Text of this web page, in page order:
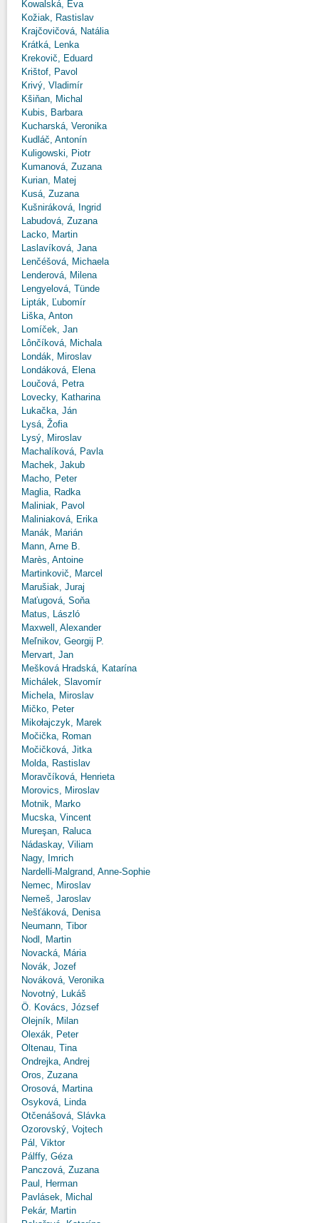
Kowalská, Eva
Kožiak, Rastislav
Krajčovičová, Natália
Krátká, Lenka
Krekovič, Eduard
Krištof, Pavol
Krivý, Vladimír
Kšiňan, Michal
Kubis, Barbara
Kucharská, Veronika
Kudláč, Antonín
Kuligowski, Piotr
Kumanová, Zuzana
Kurian, Matej
Kusá, Zuzana
Kušniráková, Ingrid
Labudová, Zuzana
Lacko, Martin
Laslavíková, Jana
Lenčéšová, Michaela
Lenderová, Milena
Lengyelová, Tünde
Lipták, Ľubomír
Liška, Anton
Lomíček, Jan
Lônčíková, Michala
Londák, Miroslav
Londáková, Elena
Loučová, Petra
Lovecky, Katharina
Lukačka, Ján
Lysá, Žofia
Lysý, Miroslav
Machalíková, Pavla
Machek, Jakub
Macho, Peter
Maglia, Radka
Maliniak, Pavol
Maliniaková, Erika
Manák, Marián
Mann, Arne B.
Marès, Antoine
Martinkovič, Marcel
Marušiak, Juraj
Maťugová, Soňa
Matus, László
Maxwell, Alexander
Meľnikov, Georgij P.
Mervart, Jan
Mešková Hradská, Katarína
Michálek, Slavomír
Michela, Miroslav
Mičko, Peter
Mikołajczyk, Marek
Močička, Roman
Močičková, Jitka
Molda, Rastislav
Moravčíková, Henrieta
Morovics, Miroslav
Motnik, Marko
Mucska, Vincent
Mureşan, Raluca
Nádaskay, Viliam
Nagy, Imrich
Nardelli-Malgrand, Anne-Sophie
Nemec, Miroslav
Nemeš, Jaroslav
Nešťáková, Denisa
Neumann, Tibor
Nodl, Martin
Novacká, Mária
Novák, Jozef
Nováková, Veronika
Novotný, Lukáš
Ö. Kovács, József
Olejník, Milan
Olexák, Peter
Oltenau, Tina
Ondrejka, Andrej
Oros, Zuzana
Orosová, Martina
Osyková, Linda
Otčenášová, Slávka
Ozorovský, Vojtech
Pál, Viktor
Pálffy, Géza
Panczová, Zuzana
Paul, Herman
Pavlásek, Michal
Pekár, Martin